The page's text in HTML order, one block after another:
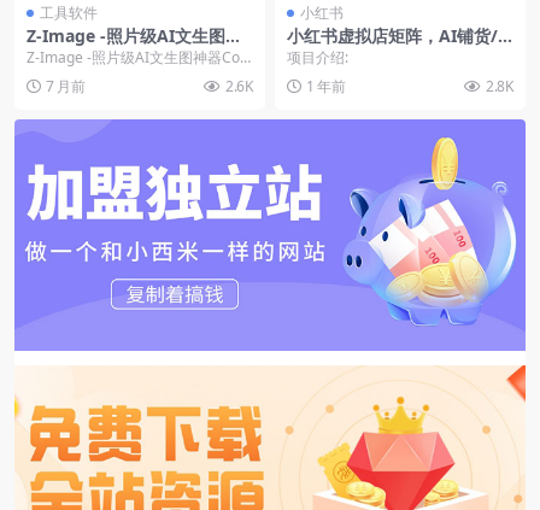
工具软件
Z-Image -照片级AI文生图神
器ComfyUI一键整合包显存8
G可用
Z-Image -照片级AI文生图神器Com
fyUI一键整合包显存8G可用
7 月前 2.6K
小红书
小红书虚拟店矩阵，AI铺货/
笔记狂怼/选品搬运/自动发
货，高客单价躺赚指南
项目介绍:
1 年前
2.8K